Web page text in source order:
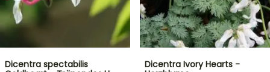
Dicentra spectabilis
Dicentra Ivory Hearts -